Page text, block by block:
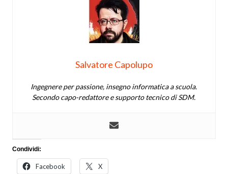
Salvatore Capolupo
Ingegnere per passione, insegno informatica a scuola.
Secondo capo-redattore e supporto tecnico di SDM.
Condividi:
Facebook X